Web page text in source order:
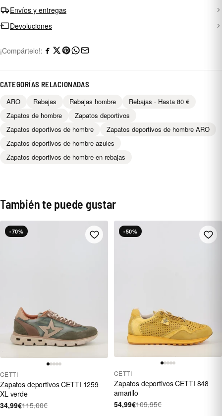
Envíos y entregas
Devoluciones
¡Compártelo!:
CATEGORÍAS RELACIONADAS
ARO Rebajas Rebajas hombre
Rebajas · Hasta 80 €
Zapatos de hombre
Zapatos deportivos
Zapatos deportivos de hombre
Zapatos deportivos de hombre ARO
Zapatos deportivos de hombre azules
Zapatos deportivos de hombre en rebajas
También te puede gustar
-70%
CETTI
Zapatos deportivos CETTI 1259
XL verde
34,99€115,00€
-50%
CETTI
Zapatos deportivos CETTI 848
amarillo
54,99€109,95€